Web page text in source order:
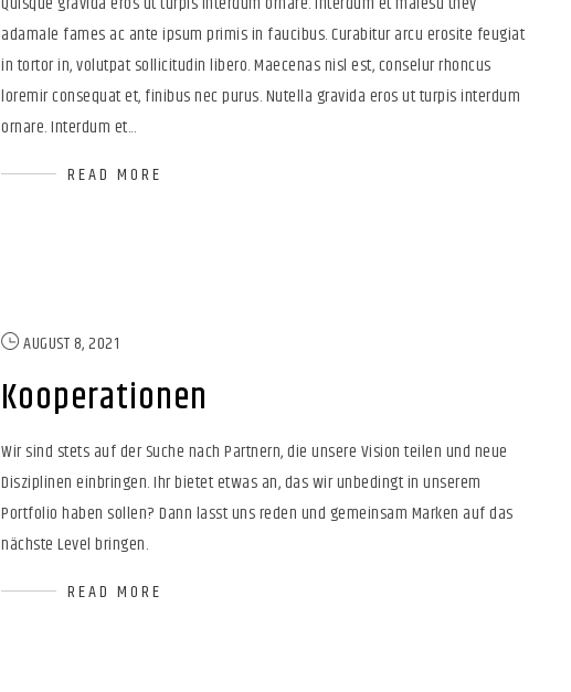
adamale fames ac ante ipsum primis in faucibus. Curabitur arcu erosite feugiat
in tortor in, volutpat sollicitudin libero. Maecenas nisl est, conselur rhoncus
loremir consequat et, finibus nec purus. Nutella gravida eros ut turpis interdum
ornare. Interdum et...
READ MORE
AUGUST 8, 2021
Kooperationen
Wir sind stets auf der Suche nach Partnern, die unsere Vision teilen und neue
Disziplinen einbringen. Ihr bietet etwas an, das wir unbedingt in unserem
Portfolio haben sollen? Dann lasst uns reden und gemeinsam Marken auf das
nächste Level bringen.
READ MORE